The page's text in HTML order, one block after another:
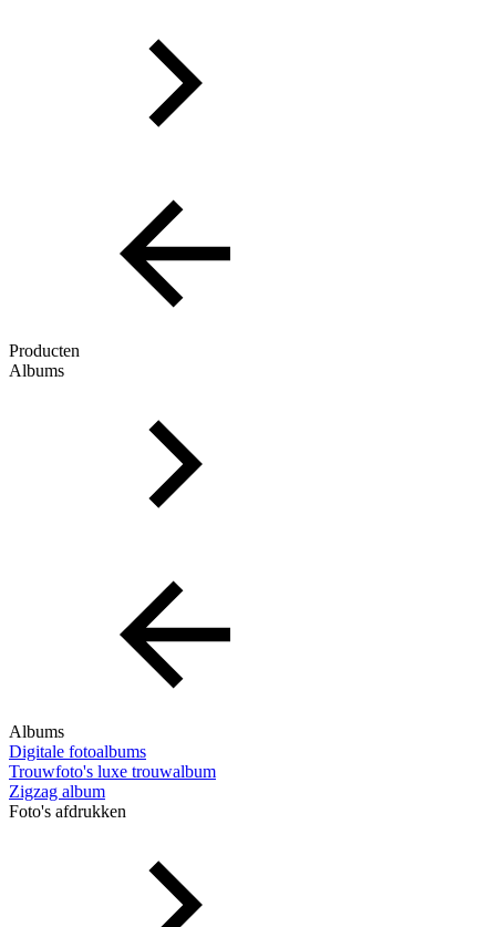
Producten
Albums
Albums
Digitale fotoalbums
Trouwfoto's luxe trouwalbum
Zigzag album
Foto's afdrukken